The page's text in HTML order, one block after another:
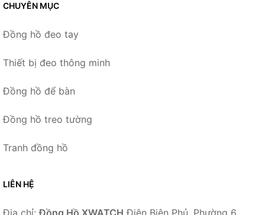
CHUYÊN MỤC
Đồng hồ đeo tay
Thiết bị đeo thông minh
Đồng hồ để bàn
Đồng hồ treo tường
Tranh đồng hồ
LIÊN HỆ
Địa chỉ:Đồng Hồ XWATCH Điện Biên Phủ, Phường 6,